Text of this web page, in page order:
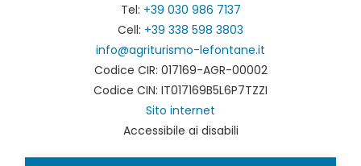
Tel: +39 030 986 7137
Cell: +39 338 598 3803
info@agriturismo-lefontane.it
Codice CIR: 017169-AGR-00002
Codice CIN: IT017169B5L6P7TZZI
Sito internet
Accessibile ai disabili